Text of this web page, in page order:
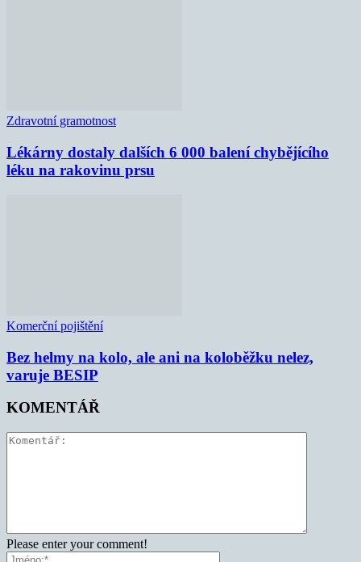
Zdravotní gramotnost
Lékárny dostaly dalších 6 000 balení chybějícího
léku na rakovinu prsu
Komerční pojištění
Bez helmy na kolo, ale ani na koloběžku nelez,
varuje BESIP
KOMENTÁŘ
Please enter your comment!